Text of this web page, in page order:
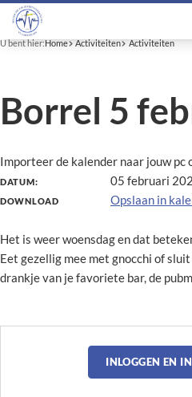
U bent hier:Home Activiteiten Activiteiten
Borrel 5
Importeer de kalender naar jouw pc
DATUM: 05 februari
DOWNLOAD Opslaan in
Het is weer woensdag en dat
Eet gezellig mee met gnocchi of
drankje van je favoriete bar, de
INLOGGEN EN